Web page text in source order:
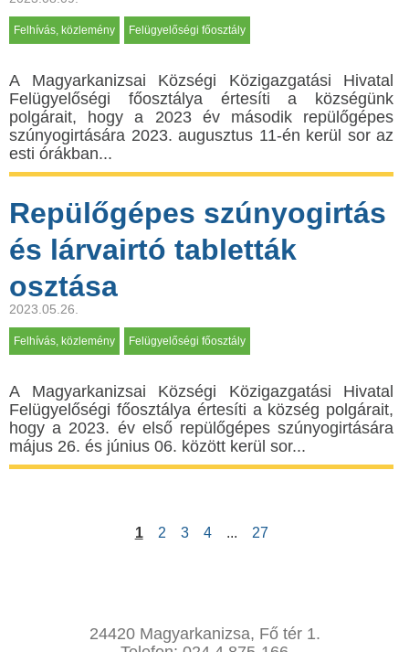
Felhívás, közlemény Felügyelőségi főosztály
A Мagyarkanizsai Községi Közigazgatási Hivatal
Felügyelőségi főosztálya értesíti a községünk
polgárait, hogy a 2023 év második repülőgépes
szúnyogirtására 2023. augusztus 11-én kerül sor az
esti órákban...
Repülőgépes szúnyogirtás
és lárvairtó tabletták
osztása
2023.05.26.
Felhívás, közlemény Felügyelőségi főosztály
A Мagyarkanizsai Községi Közigazgatási Hivatal
Felügyelőségi főosztálya értesíti a község polgárait,
hogy a 2023. év első repülőgépes szúnyogirtására
május 26. és június 06. között kerül sor...
1 2 3 4 ... 27
24420 Magyarkanizsa, Fő tér 1.